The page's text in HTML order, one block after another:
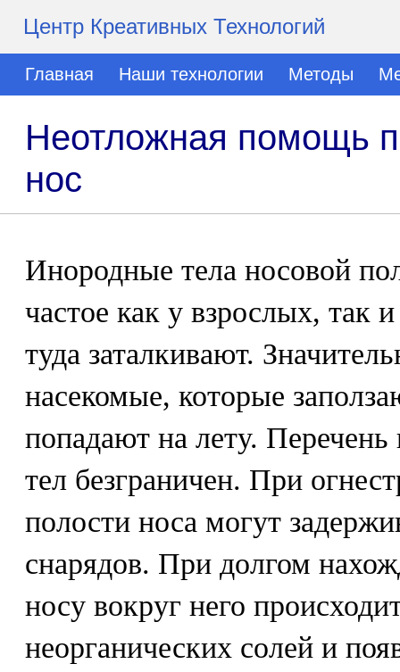
Центр Креативных Технологий
Главная Наши технологии Методы
Неотложная помощь
нос
Инородные тела носовой
частое как у взрослых, так
туда заталкивают.
насекомые, которые
попадают на лету.
тел безграничен. При
полости носа могут
снарядов. При долгом
носу вокруг него
неорганических солей и